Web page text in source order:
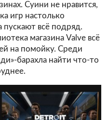
Суини не нравится,
игр настолько
пускают всё подряд.
магазина Valve всё
на помойку. Среди
барахла найти что-то